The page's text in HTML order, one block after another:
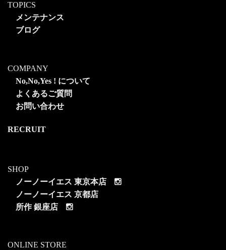
TOPICS
メンテナンス
ブログ
COMPANY
No,No,Yes ! について
よくあるご質問
お問い合わせ
RECRUIT
SHOP
ノーノーイエス 東京本店
ノーノーイエス 京都店
所作 銀座店
ONLINE STORE